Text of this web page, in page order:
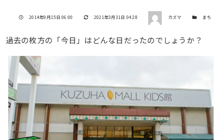
投稿日
2014年9月15日 06:00 更新日
2021年3月31日 04:28 著者 カズマ カテゴリー
まち
過去の枚方の「今日」はどんな日だったのでしょうか？